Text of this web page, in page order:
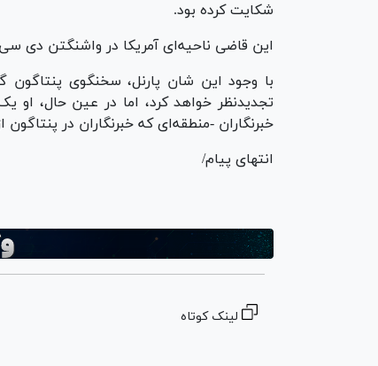
شکایت کرده بود.
این قاضی ناحیه‌ای آمریکا در واشنگتن دی
با وجود این شان پارنل، سخنگوی
تجدیدنظر خواهد کرد، اما در عین حال،
خبرنگاران -منطقه‌ای که خبرنگاران در پنتاگون
انتهای پیام/
لینک کوتاه